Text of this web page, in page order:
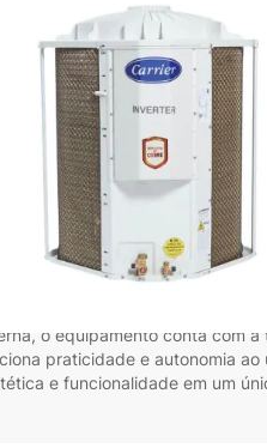
Split Cassete
4 Vias Inverter Carrier
e eficiência energética.
temperatura estável, sem
de cobre, que garante maior
, permitindo ajustar o
, que elimina o
o equipamento conta com a
praticidade e autonomia
e funcionalidade em um